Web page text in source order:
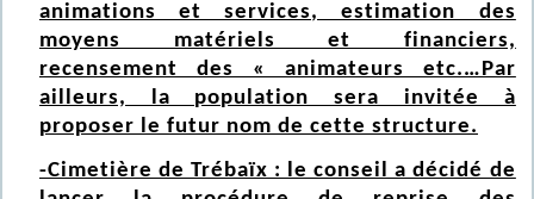
animations et services, estimation des
moyens matériels et financiers,
recensement des « animateurs etc.…Par
ailleurs, la population sera invitée à
proposer le futur nom de cette structure.
-Cimetière de Trébaïx : le conseil a décidé de